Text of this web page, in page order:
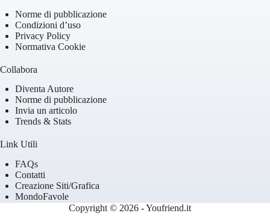
Norme di pubblicazione
Condizioni d’uso
Privacy Policy
Normativa Cookie
Collabora
Diventa Autore
Norme di pubblicazione
Invia un articolo
Trends & Stats
Link Utili
FAQs
Contatti
Creazione Siti/Grafica
MondoFavole
Copyright © 2026 - Youfriend.it